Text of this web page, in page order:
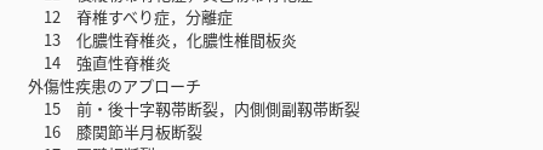
12 脊椎すべり症，分離症
13 化膿性脊椎炎，化膿性椎間板炎
14 強直性脊椎炎
外傷性疾患のアプローチ
15 前・後十字靱帯断裂，内側側副靱帯断裂
16 膝関節半月板断裂